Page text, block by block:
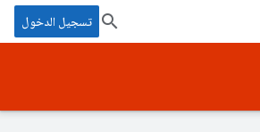
تسجيل الدخول